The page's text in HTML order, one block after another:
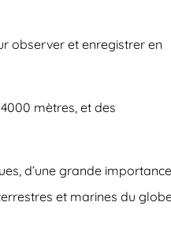
observer et enregistrer en
mètres, et des
d’une grande importance
et marines du